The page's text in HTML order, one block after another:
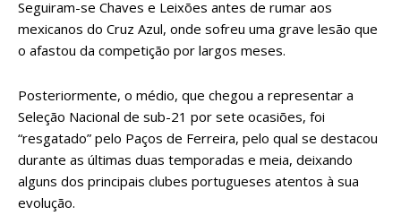
Seguiram-se Chaves e Leixões antes de rumar aos
mexicanos do Cruz Azul, onde sofreu uma grave lesão que
o afastou da competição por largos meses.
Posteriormente, o médio, que chegou a representar a
Seleção Nacional de sub-21 por sete ocasiões, foi
“resgatado” pelo Paços de Ferreira, pelo qual se destacou
durante as últimas duas temporadas e meia, deixando
alguns dos principais clubes portugueses atentos à sua
evolução.